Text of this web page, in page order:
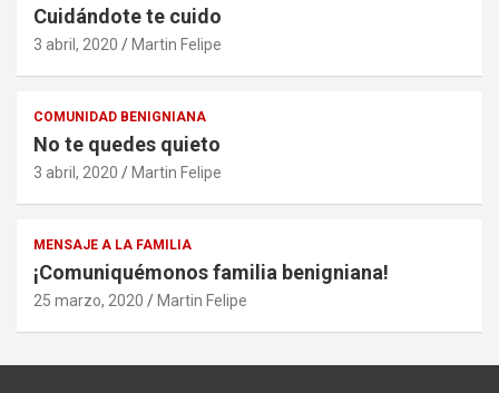
Cuidándote te cuido
3 abril, 2020 Martin Felipe
COMUNIDAD BENIGNIANA
No te quedes quieto
3 abril, 2020 Martin Felipe
MENSAJE A LA FAMILIA
¡Comuniquémonos familia benigniana!
25 marzo, 2020 Martin Felipe